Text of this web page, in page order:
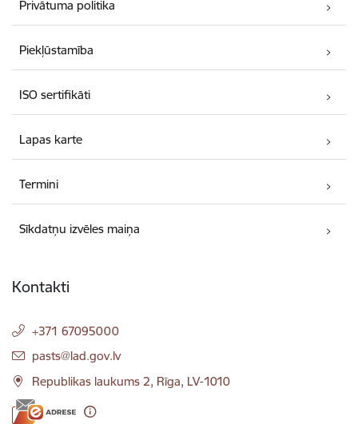
Privātuma politika
Piekļūstamība
ISO sertifikāti
Lapas karte
Termini
Sīkdatņu izvēles maiņa
Kontakti
+371 67095000
E-pasts:
pasts@lad.gov.lv
Republikas laukums 2, Rīga, LV-1010